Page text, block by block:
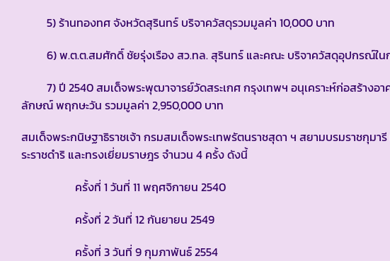
5) ร้านทองทศ จังหวัดสุรินทร์ บริจาควัสดุรวมมูลค่า 10,000 บาท
6) พ.ต.ต.สมศักดิ์ ชัยรุ่งเรือง สว.ทล. สุรินทร์ และคณะ บริจาควัสดุอุปกรณ์ในก่
7) ปี 2540 สมเด็จพระพุฒาจารย์วัดสระเกศ กรุงเทพฯ อนุเคราะห์ก่อสร้างอา
ลักษณ์ พฤกษะวัน รวมมูลค่า 2,950,000 บาท
สมเด็จพระกนิษฐาธิราชเจ้า กรมสมเด็จพระเทพรัตนราชสุดา ฯ สยามบรมราชกุม
ระราชดำริ และทรงเยี่ยมราษฎร จำนวน 4 ครั้ง ดังนี้
ครั้งที่ 1 วันที่ 11 พฤศจิกายน 2540
ครั้งที่ 2 วันที่ 12 กันยายน 2549
ครั้งที่ 3 วันที่ 9 กุมภาพันธ์ 2554